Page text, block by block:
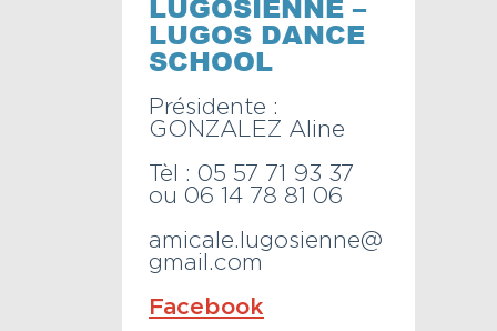
LUGOSIENNE –
LUGOS DANCE
SCHOOL
Présidente :
GONZALEZ Aline
Tèl : 05 57 71 93 37
ou 06 14 78 81 06
amicale.lugosienne@
gmail.com
Facebook